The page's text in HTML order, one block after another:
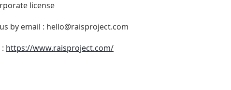
license
by email : hello@raisproject.com
https://www.raisproject.com/